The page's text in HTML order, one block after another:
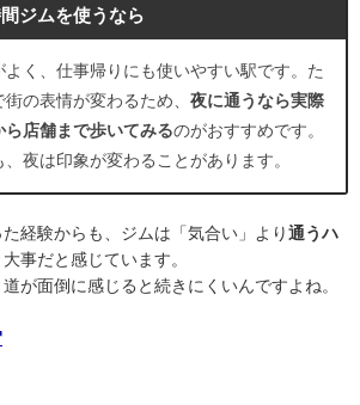
ジムを使うなら
く、仕事帰りにも使いやすい駅です。た
の表情が変わるため、 夜に通うなら実際
店舗まで歩いてみるのがおすすめです。
夜は印象が変わることがあります。
経験からも、ジムは「気合い」より通うハ
事だと感じています。
が面倒に感じると続きにくいんですよね。